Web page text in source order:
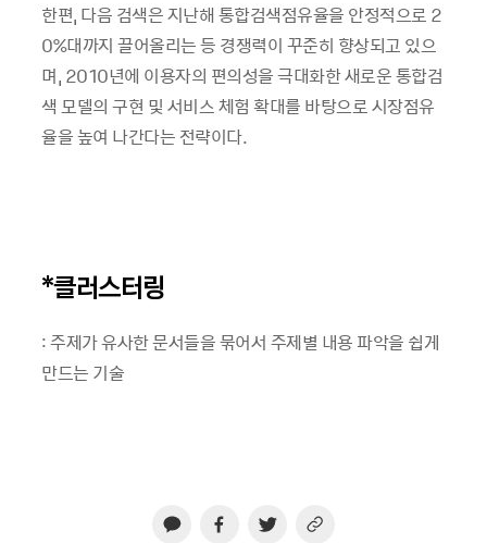
한편, 다음 검색은 지난해 통합검색점유율을 안정적으로 2
0%대까지 끌어올리는 등 경쟁력이 꾸준히 향상되고 있으
며, 2010년에 이용자의 편의성을 극대화한 새로운 통합검
색 모델의 구현 및 서비스 체험 확대를 바탕으로 시장점유
율을 높여 나간다는 전략이다.
*클러스터링
: 주제가 유사한 문서들을 묶어서 주제별 내용 파악을 쉽게
만드는 기술